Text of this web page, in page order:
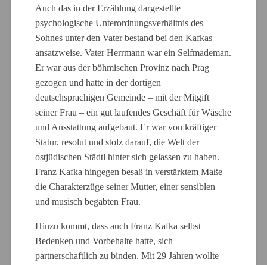
Auch das in der Erzählung dargestellte
psychologische Unterordnungsverhältnis des
Sohnes unter den Vater bestand bei den Kafkas
ansatzweise. Vater Herrmann war ein Selfmademan.
Er war aus der böhmischen Provinz nach Prag
gezogen und hatte in der dortigen
deutschsprachigen Gemeinde – mit der Mitgift
seiner Frau – ein gut laufendes Geschäft für Wäsche
und Ausstattung aufgebaut. Er war von kräftiger
Statur, resolut und stolz darauf, die Welt der
ostjüdischen Städtl hinter sich gelassen zu haben.
Franz Kafka hingegen besaß in verstärktem Maße
die Charakterzüge seiner Mutter, einer sensiblen
und musisch begabten Frau.
Hinzu kommt, dass auch Franz Kafka selbst
Bedenken und Vorbehalte hatte, sich
partnerschaftlich zu binden. Mit 29 Jahren wollte –